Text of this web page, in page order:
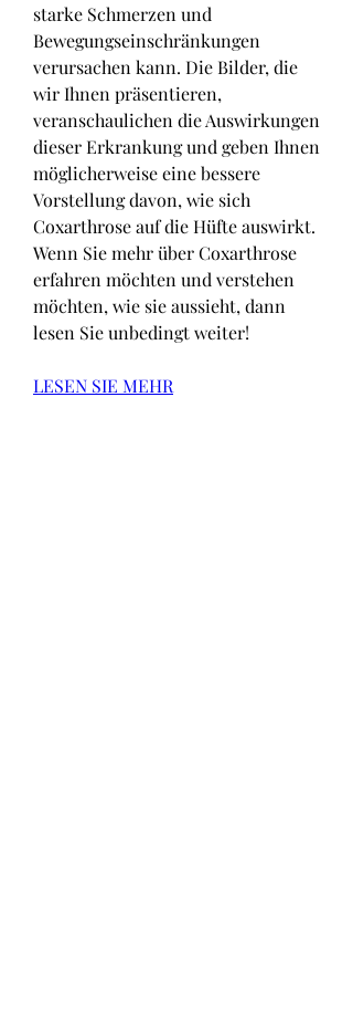
starke Schmerzen und
Bewegungseinschränkungen
verursachen kann. Die Bilder, die
wir Ihnen präsentieren,
veranschaulichen die Auswirkungen
dieser Erkrankung und geben Ihnen
möglicherweise eine bessere
Vorstellung davon, wie sich
Coxarthrose auf die Hüfte auswirkt.
Wenn Sie mehr über Coxarthrose
erfahren möchten und verstehen
möchten, wie sie aussieht, dann
lesen Sie unbedingt weiter!
LESEN SIE MEHR